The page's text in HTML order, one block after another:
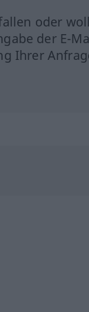
oder
der E-
Ihrer